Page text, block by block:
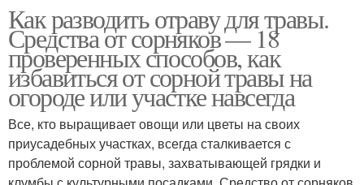
Как разводить отраву для травы.
Средства от сорняков — 18
проверенных способов, как
избавиться от сорной травы на
огороде или участке навсегда
Все, кто выращивает овощи или цветы на своих
приусадебных участках, всегда сталкивается с
проблемой сорной травы, захватывающей грядки и